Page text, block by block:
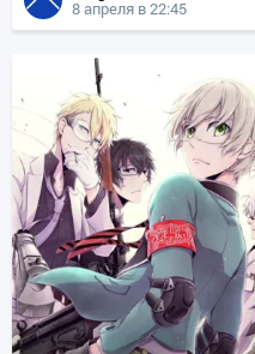
8 апреля в 22:45